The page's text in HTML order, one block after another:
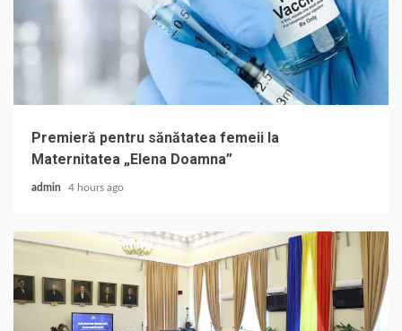
Premieră pentru sănătatea femeii la
Maternitatea „Elena Doamna”
admin 4 hours ago